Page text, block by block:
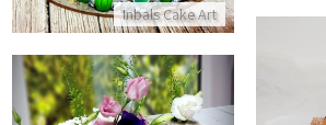
Inbals Cake Art
לבר מצווה